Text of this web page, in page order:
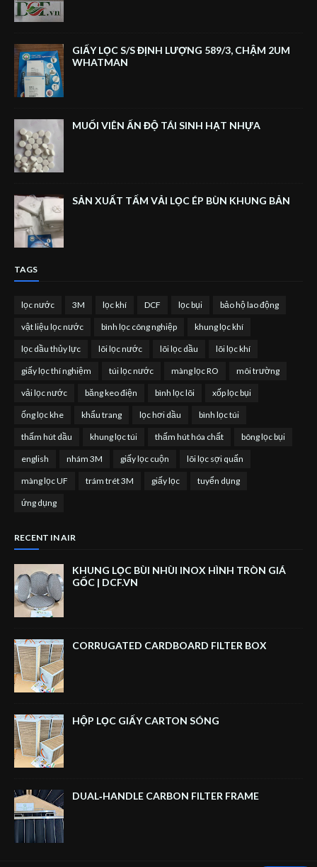
GIẤY LỌC S/S ĐỊNH LƯỢNG 589/3, CHẬM 2UM
WHATMAN
MUỐI VIÊN ẤN ĐỘ TÁI SINH HẠT NHỰA
SẢN XUẤT TẤM VẢI LỌC ÉP BÙN KHUNG BẢN
TAGS
lọc nước 3M lọc khí DCF lọc bụi bảo hộ lao động
vật liệu lọc nước bình lọc công nghiệp khung lọc khí
lọc dầu thủy lực lõi lọc nước lõi lọc dầu lõi lọc khí
giấy lọc thí nghiệm túi lọc nước màng lọc RO môi trường
vải lọc nước băng keo điện bình lọc lõi xốp lọc bụi
ống lọc khe khẩu trang lọc hơi dầu bình lọc túi
thấm hút dầu khung lọc túi thấm hút hóa chất bông lọc bụi
english nhám 3M giấy lọc cuộn lõi lọc sợi quấn
màng lọc UF trám trét 3M giấy lọc tuyển dụng
ứng dụng
RECENT IN AIR
KHUNG LỌC BÙI NHÙI INOX HÌNH TRÒN GIÁ
GỐC | DCF.VN
CORRUGATED CARDBOARD FILTER BOX
HỘP LỌC GIẤY CARTON SÓNG
DUAL‑HANDLE CARBON FILTER FRAME
DCCE CO., LTD